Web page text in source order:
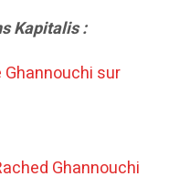
Kapitalis :
sur
Ghannouchi